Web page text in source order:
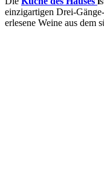
einzigartigen Drei-
erlesene Weine aus dem